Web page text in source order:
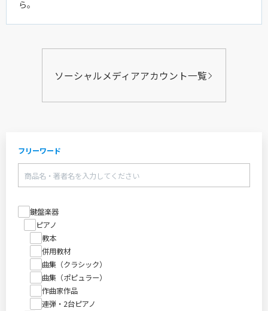
ら。
ソーシャルメディアアカウント一覧
フリーワード
鍵盤楽器
ピアノ
教本
併用教材
曲集（クラシック）
曲集（ポピュラー）
作曲家作品
連弾・2台ピアノ